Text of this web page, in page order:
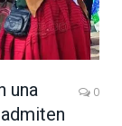
una
0